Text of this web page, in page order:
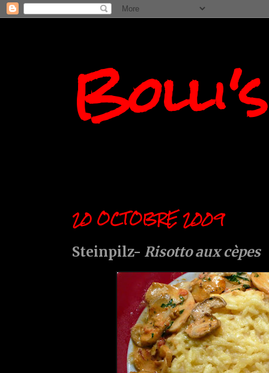
20 OCTOBRE 2009
Steinpilz- Risotto aux cèpes